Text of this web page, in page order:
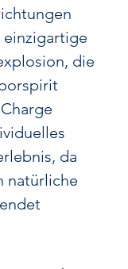
die
da
natürliche